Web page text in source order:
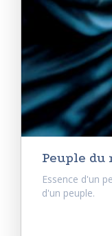
Peuple du
Essence d'un
d'un peuple.